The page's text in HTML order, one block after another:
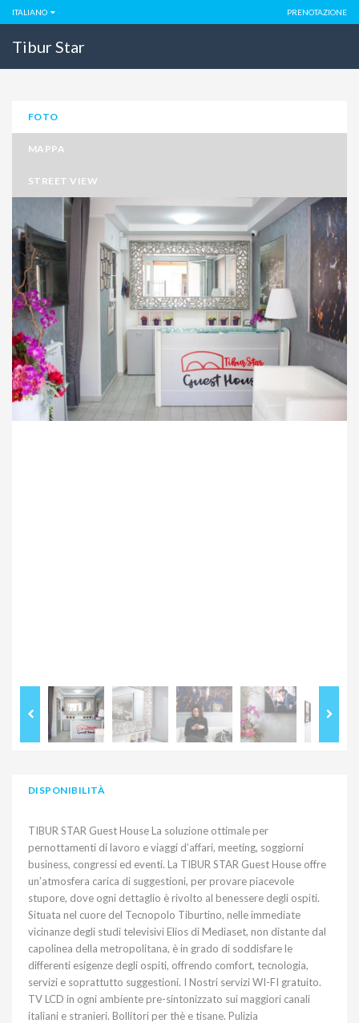
ITALIANO PRENOTAZIONE
Tibur Star
FOTO
MAPPA
STREET VIEW
DISPONIBILITÀ
TIBUR STAR Guest House La soluzione ottimale per
pernottamenti di lavoro e viaggi d’affari, meeting, soggiorni
business, congressi ed eventi. La TIBUR STAR Guest House offre
un’atmosfera carica di suggestioni, per provare piacevole
stupore, dove ogni dettaglio è rivolto al benessere degli ospiti.
Situata nel cuore del Tecnopolo Tiburtino, nelle immediate
vicinanze degli studi televisivi Elios di Mediaset, non distante dal
capolinea della metropolitana, è in grado di soddisfare le
differenti esigenze degli ospiti, offrendo comfort, tecnologia,
servizi e soprattutto suggestioni. I Nostri servizi WI-FI gratuito.
TV LCD in ogni ambiente pre-sintonizzato sui maggiori canali
italiani e stranieri. Bollitori per thè e tisane. Pulizia